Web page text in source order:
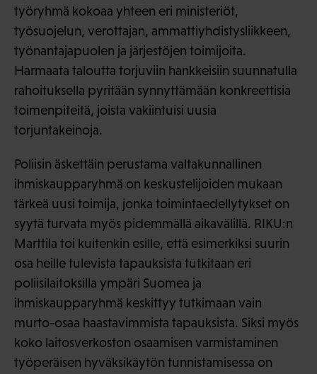
työryhmä kokoaa yhteen eri ministeriöt,
työsuojelun, verottajan, ammattiyhdistysliikkeen,
työnantajapuolen ja järjestöjen toimijoita.
Harmaata taloutta torjuviin hankkeisiin suunnatulla
rahoituksella pyritään synnyttämään konkreettisia
toimenpiteitä, joista vakiintuisi uusia
torjuntakeinoja.
Poliisin äskettäin perustama valtakunnallinen
ihmiskaupparyhmä on keskustelijoiden mukaan
tärkeä uusi toimija, jonka toimintaedellytykset on
syytä turvata myös pidemmällä aikavälillä. RIKU:n
Marttila toi kuitenkin esille, että esimerkiksi suurin
osa heille tulevista tapauksista tutkitaan eri
poliisilaitoksilla ympäri Suomea ja
ihmiskaupparyhmä keskittyy tutkimaan vain
murto-osaa haastavimmista tapauksista. Siksi myös
koko laitosverkoston osaamisen varmistaminen
työperäisen hyväksikäytön tunnistamisessa on